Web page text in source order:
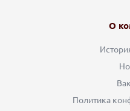
О
Политика